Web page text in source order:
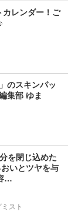
カレンダー！ご
のスキンパッ
集部 ゆま
を閉じ込めた
いとツヤを与
…
スト